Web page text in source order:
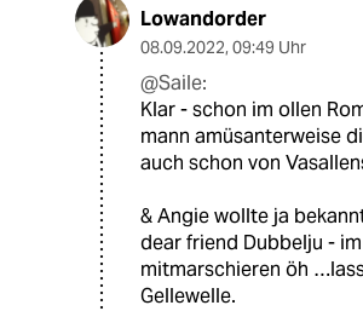
Lowandorder
08.09.2022, 09:49 Uhr
@Saile:
Klar - schon im ollen
mann amüsanterweise
auch schon von
& Angie wollte ja
dear friend Dubbelju -
mitmarschieren öh
Gellewelle.